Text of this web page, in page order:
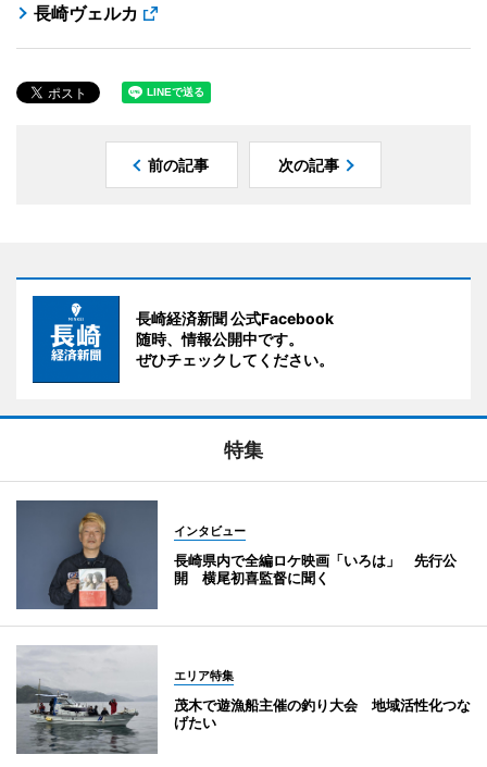
長崎ヴェルカ
前の記事 次の記事
長崎経済新聞 公式Facebook
随時、情報公開中です。
ぜひチェックしてください。
特集
インタビュー
長崎県内で全編ロケ映画「いろは」 先行公
開 横尾初喜監督に聞く
エリア特集
茂木で遊漁船主催の釣り大会 地域活性化つな
げたい